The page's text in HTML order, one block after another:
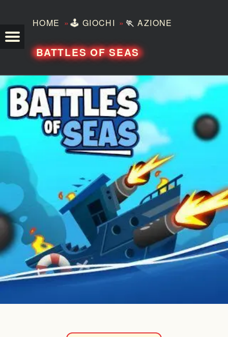
HOME »🕹️ GIOCHI » 🏃 AZIONE
BATTLES OF SEAS